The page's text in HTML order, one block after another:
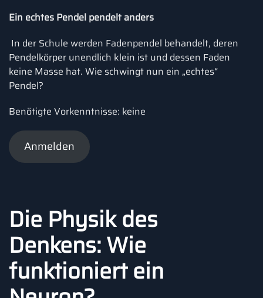
Ein echtes Pendel pendelt anders
In der Schule werden Fadenpendel behandelt, deren
Pendelkörper unendlich klein ist und dessen Faden
keine Masse hat. Wie schwingt nun ein „echtes“
Pendel?
Benötigte Vorkenntnisse: keine
Anmelden
Die Physik des
Denkens: Wie
funktioniert ein